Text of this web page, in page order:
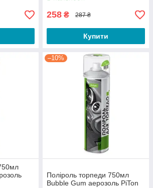
258 ₴ 287 ₴
Купити
–10%
Поліроль торпеди 750мл
Bubble Gum аерозоль PiTon